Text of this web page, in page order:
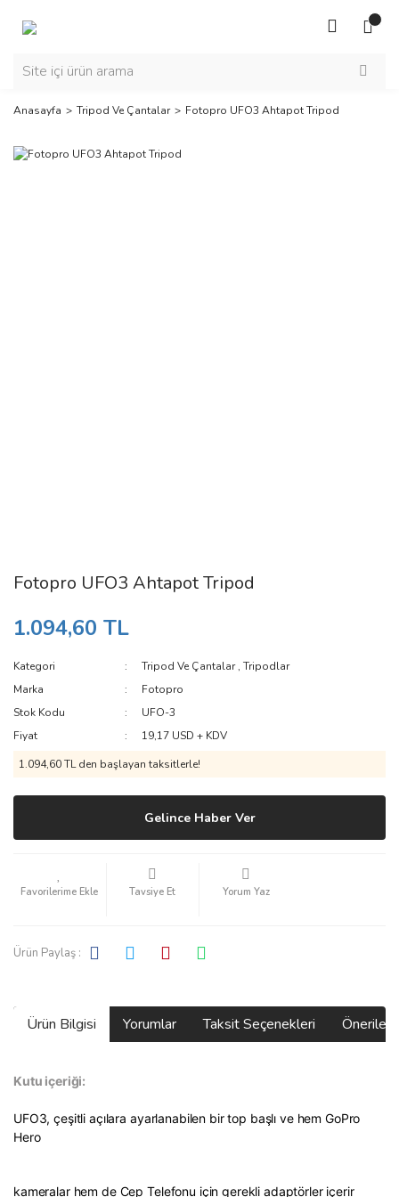
Anasayfa Tripod Ve Çantalar Fotopro UFO3 Ahtapot Tripod
Fotopro UFO3 Ahtapot Tripod
1.094,60 TL
Kategori Tripod Ve Çantalar,Tripodlar
Marka
Fotopro
Stok Kodu
UFO-3
Fiyat
19,17 USD + KDV
1.094,60 TL den başlayan taksitlerle!
Gelince Haber Ver
Tavsiye Et Yorum Yaz
Ürün Paylaş :
Ürün Bilgisi Yorumlar Taksit Seçenekleri
Kutu içeriği:
UFO3, çeşitli açılara ayarlanabilen bir top başlı ve hem GoPro
Hero
kameralar hem de Cep Telefonu için gerekli adaptörler içerir